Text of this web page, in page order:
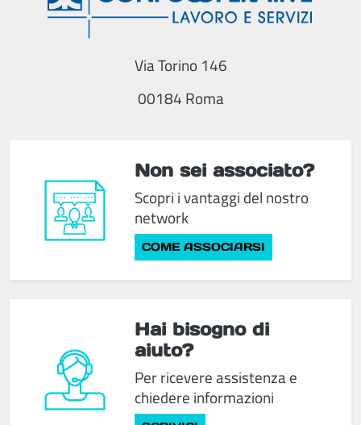
Non sei associato?
Scopri i vantaggi del nostro
network
COME ASSOCIARSI
Via Torino 146
00184 Roma
Hai bisogno di
aiuto?
Per ricevere assistenza e
chiedere informazioni